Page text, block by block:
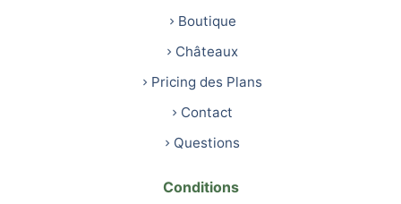
Boutique
Châteaux
Pricing des Plans
Contact
Questions
Conditions